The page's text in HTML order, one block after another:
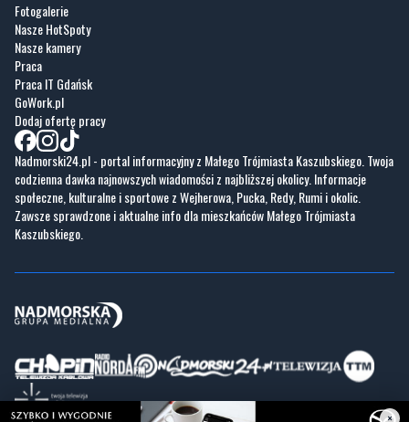
Fotogalerie
Nasze HotSpoty
Nasze kamery
Praca
Praca IT Gdańsk
GoWork.pl
Dodaj ofertę pracy
Nadmorski24.pl - portal informacyjny z Małego Trójmiasta Kaszubskiego. Twoja
codzienna dawka najnowszych wiadomości z najbliższej okolicy. Informacje
społeczne, kulturalne i sportowe z Wejherowa, Pucka, Redy, Rumi i okolic.
Zawsze sprawdzone i aktualne info dla mieszkańców Małego Trójmiasta
Kaszubskiego.